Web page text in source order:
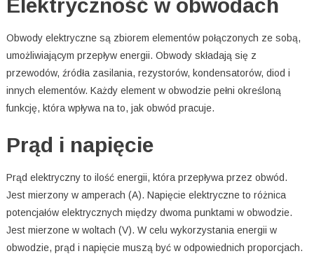
Elektryczność w obwodach
Obwody elektryczne są zbiorem elementów połączonych ze sobą,
umożliwiającym przepływ energii. Obwody składają się z
przewodów, źródła zasilania, rezystorów, kondensatorów, diod i
innych elementów. Każdy element w obwodzie pełni określoną
funkcję, która wpływa na to, jak obwód pracuje.
Prąd i napięcie
Prąd elektryczny to ilość energii, która przepływa przez obwód.
Jest mierzony w amperach (A). Napięcie elektryczne to różnica
potencjałów elektrycznych między dwoma punktami w obwodzie.
Jest mierzone w woltach (V). W celu wykorzystania energii w
obwodzie, prąd i napięcie muszą być w odpowiednich proporcjach.